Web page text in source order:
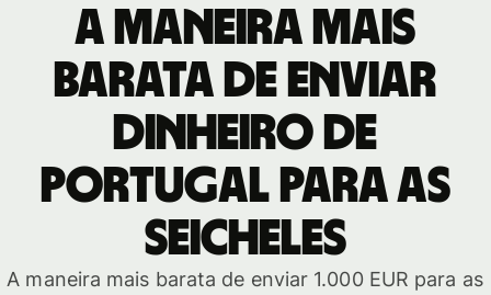
A maneira mais
barata de enviar
dinheiro de
Portugal para as
Seicheles
A maneira mais barata de enviar 1.000 EUR para as